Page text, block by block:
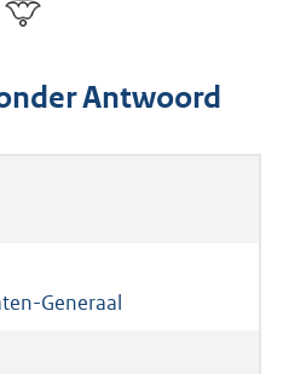
Antwoord
Generaal